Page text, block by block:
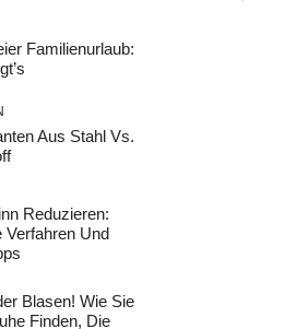
Familienurlaub:
Aus Stahl Vs.
Reduzieren:
Verfahren Und
Blasen! Wie Sie
Finden, Die